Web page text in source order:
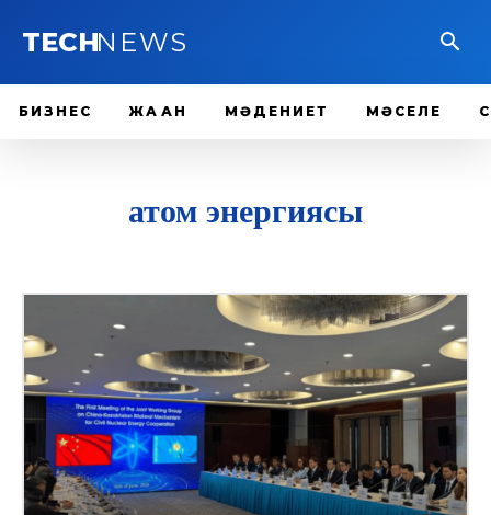
TECHNEWS
БИЗНЕС ЖАҺАН МӘДЕНИЕТ МӘСЕЛЕ
атом энергиясы